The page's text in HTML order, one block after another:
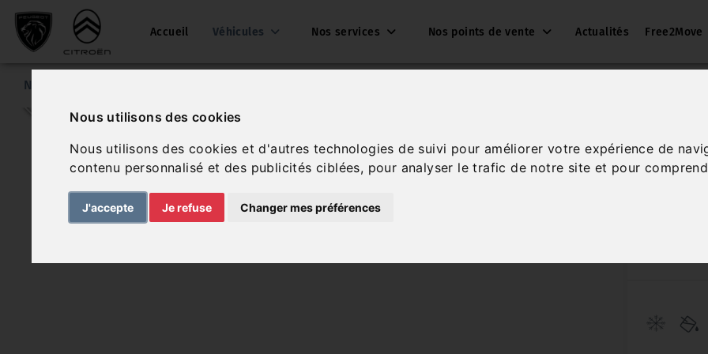
Nous utilisons des cookies
Nous utilisons des cookies et d'autres technologies de suivi pour améliorer votre expérience de
contenu personnalisé et des publicités ciblées, pour analyser le trafic de notre site et pour
J'accepte Je refuse Changer mes préférences
Accueil Véhicules Nos services Nos points de vente Actualités Free2Move
Nos véhicules